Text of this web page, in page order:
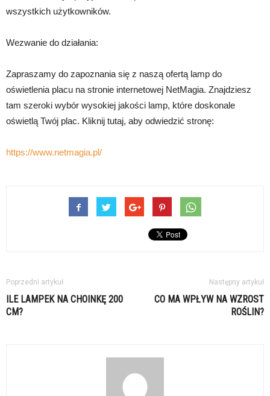
wszystkich użytkowników.
Wezwanie do działania:
Zapraszamy do zapoznania się z naszą ofertą lamp do
oświetlenia placu na stronie internetowej NetMagia. Znajdziesz
tam szeroki wybór wysokiej jakości lamp, które doskonale
oświetlą Twój plac. Kliknij tutaj, aby odwiedzić stronę:
https://www.netmagia.pl/
Poprzedni artykuł
ILE LAMPEK NA CHOINKĘ 200
CM?
Następny artykuł
CO MA WPŁYW NA WZROST
ROŚLIN?